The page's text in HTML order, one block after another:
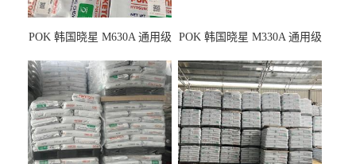
POK 韩国晓星 M630A 通用级
POK 韩国晓星 M330A 通用级